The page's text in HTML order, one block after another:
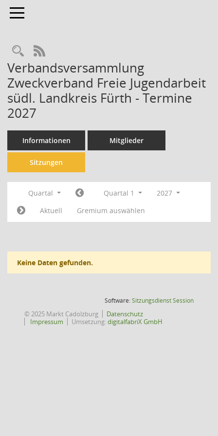
Toggle navigation
Rechercheauswahl
RSS-Feed
Verbandsversammlung
Zweckverband Freie Jugendarbeit
südl. Landkreis Fürth - Termine
2027
Informationen Mitglieder
Sitzungen
Quartal Quartal 1
2027
Aktuell
Gremium auswählen
Keine Daten gefunden.
Software:SitzungsdienstSession(Wird in
© 2025 Markt Cadolzburg
Datenschutz
Impressum
Umsetzung:digitalfabriX GmbH